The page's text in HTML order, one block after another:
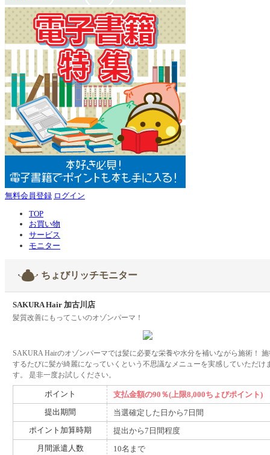
無料会員登録 ログイン
TOP
お買い物
サービス
モニター
ちょびリッチモニター
SAKURA Hair 加古川店
髪質改善にもってこいのオゾンパーマ！
SAKURA Hairのオゾンパーマでは髪に必要な栄養や水分を補いながら施術！
するたびに髪が綺麗になっていくという不思議なメニューを実感していただけ
す。 是非一度お試しください。
ポイント
支払金額の90％(上限8,000ちょびポイント)
提出期間
当選確定した日から7日間
ポイント加算時期
提出から7日間程度
月間派遣人数
10名まで